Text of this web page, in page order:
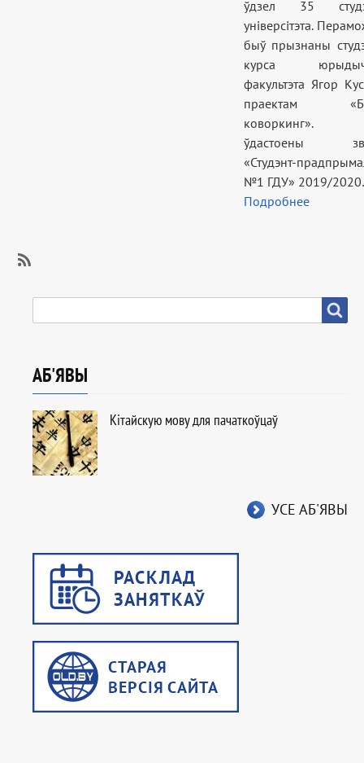
ўдзел 35
універсітэта.
быў прызнаны
курса
факультэта Ягор
праектам
ўдастоены
«Студэнт-
№1 ГДУ» 2019/
Подробнее
Студэнцкае
АБ'ЯВЫ
Кітайскую мову для пачаткоўцаў
УСЕ АБ'ЯВЫ